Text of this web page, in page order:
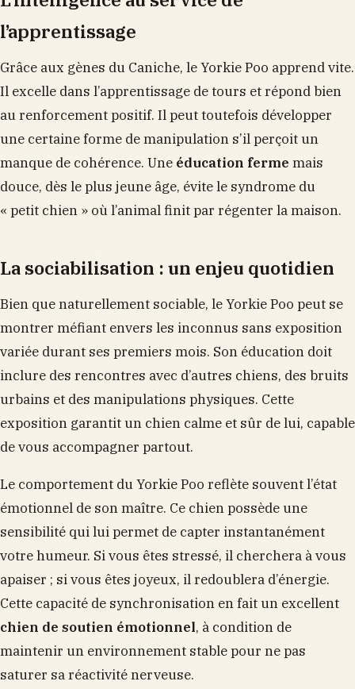
l’apprentissage
Grâce aux gènes du Caniche, le Yorkie Poo apprend vite.
Il excelle dans l’apprentissage de tours et répond bien
au renforcement positif. Il peut toutefois développer
une certaine forme de manipulation s’il perçoit un
manque de cohérence. Une éducation ferme mais
douce, dès le plus jeune âge, évite le syndrome du
« petit chien » où l’animal finit par régenter la maison.
La sociabilisation : un enjeu quotidien
Bien que naturellement sociable, le Yorkie Poo peut se
montrer méfiant envers les inconnus sans exposition
variée durant ses premiers mois. Son éducation doit
inclure des rencontres avec d’autres chiens, des bruits
urbains et des manipulations physiques. Cette
exposition garantit un chien calme et sûr de lui, capable
de vous accompagner partout.
Le comportement du Yorkie Poo reflète souvent l’état
émotionnel de son maître. Ce chien possède une
sensibilité qui lui permet de capter instantanément
votre humeur. Si vous êtes stressé, il cherchera à vous
apaiser ; si vous êtes joyeux, il redoublera d’énergie.
Cette capacité de synchronisation en fait un excellent
chien de soutien émotionnel, à condition de
maintenir un environnement stable pour ne pas
saturer sa réactivité nerveuse.